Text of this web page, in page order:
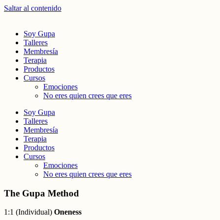
Saltar al contenido
Soy Gupa
Talleres
Membresía
Terapia
Productos
Cursos
Emociones
No eres quien crees que eres
Soy Gupa
Talleres
Membresía
Terapia
Productos
Cursos
Emociones
No eres quien crees que eres
The Gupa Method
1:1 (Individual) Oneness